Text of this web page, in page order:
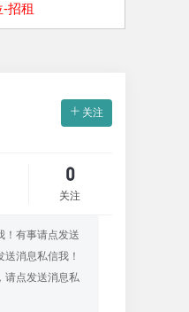
招租
关注
0
关注
！有事请点发送
消息私信我！
请点发送消息私